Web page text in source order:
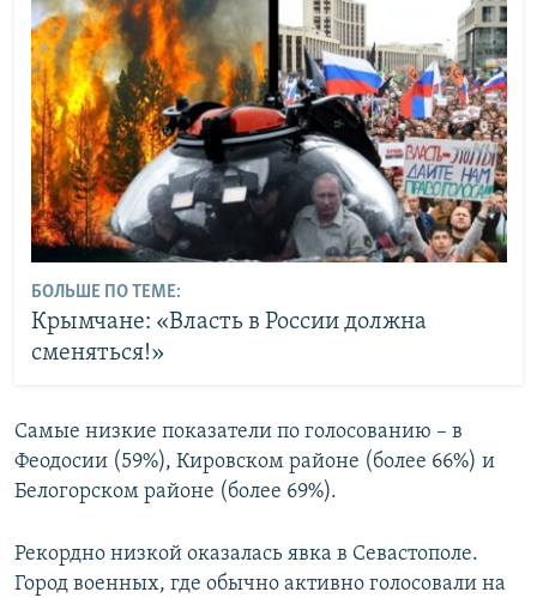
БОЛЬШЕ ПО ТЕМЕ:
Крымчане: «Власть в России должна
сменяться!»
Самые низкие показатели по голосованию – в
Феодосии (59%), Кировском районе (более 66%) и
Белогорском районе (более 69%).
Рекордно низкой оказалась явка в Севастополе.
Город военных, где обычно активно голосовали на